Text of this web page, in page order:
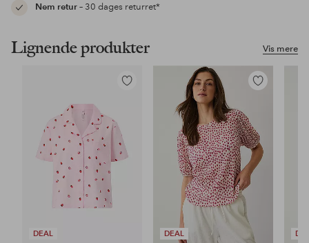
Nem retur– 30 dages returret*
Vis mere
Lignende produkter
DEAL
Tilføj
DEAL
Tilføj